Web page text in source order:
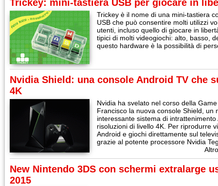
Trickey: mini-tastiera USB per giocare in
Trickey è il nome di una mini-tastiera
USB che può consentire molti utilizzi
utenti, incluso quello di giocare in
tipici di molti videogiochi: alto, basso,
questo hardware è la possibilità di
Nvidia Shield: una console Android TV che
4K
Nvidia ha svelato nel corso della
Francisco la nuova console Shield, un
interessante sistema di
risoluzioni di livello 4K. Per riprodurre
Android e giochi direttamente sul
grazie al potente processore Nvidia
New Nintendo 3DS con schermi extralarge
2015